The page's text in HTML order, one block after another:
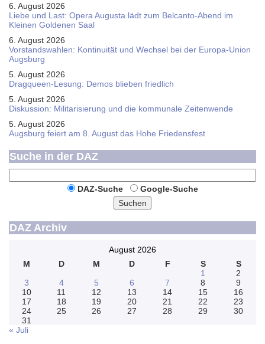
6. August 2026
Liebe und Last: Opera Augusta lädt zum Belcanto-Abend im
Kleinen Goldenen Saal
6. August 2026
Vorstandswahlen: Kontinuität und Wechsel bei der Europa-Union
Augsburg
5. August 2026
Dragqueen-Lesung: Demos blieben friedlich
5. August 2026
Diskussion: Mi­li­ta­ri­sie­rung und die kommunale Zeitenwende
5. August 2026
Augsburg feiert am 8. August das Hohe Friedensfest
Suche in der DAZ
DAZ-Suche
Google-Suche
Suchen
DAZ Archiv
August 2026
M
D M D F S
S
1
2
3
4 5 6 7 8
9
10
11 12 13 14 15
16
17
18 19 20 21 22
23
24
25 26 27 28 29
30
31
« Juli